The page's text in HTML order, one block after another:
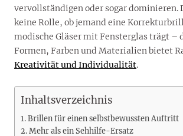
vervollständigen oder sogar dominieren.
keine Rolle, ob jemand eine
modische Gläser mit Fensterglas trägt –
Formen, Farben und Materialien bietet
Kreativität und Individualität.
Inhaltsverzeichnis
Brillen für einen selbstbewussten Auftritt
Mehr als ein Sehhilfe-Ersatz